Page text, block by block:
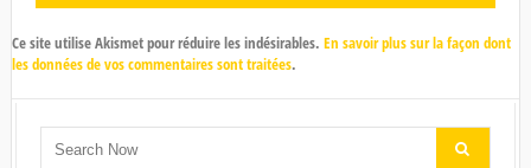
Ce site utilise Akismet pour réduire les indésirables. En savoir plus sur la façon dont
les données de vos commentaires sont traitées.